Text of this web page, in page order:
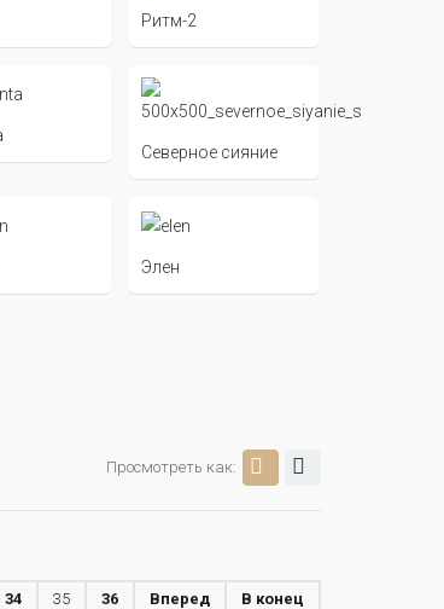
Ритм-2
Северное сияние
Элен
Просмотреть как:
34 35 36 Вперед В конец